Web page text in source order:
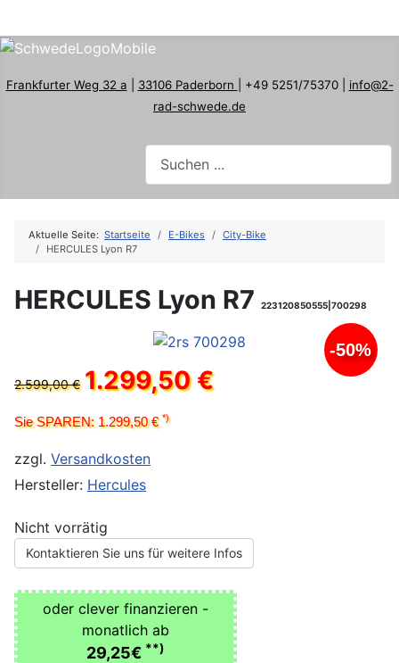
Frankfurter Weg 32 a 33106 Paderborn | +49 5251/75370 | info@2-
rad-schwede.de
Aktuelle Seite: Startseite E-Bikes
City-Bike
HERCULES Lyon R7
HERCULES Lyon R7 223120850555|700298
-50%
2.599,00 € 1.299,50 €
Sie SPAREN: 1.299,50 €*)
zzgl. Versandkosten
Hersteller: Hercules
Nicht vorrätig
Kontaktieren Sie uns für weitere Infos
oder clever finanzieren -
monatlich ab
29,25€ **)